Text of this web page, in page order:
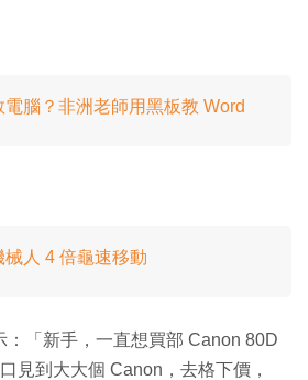
腦？非洲老師用黑板教 Word
人 4 倍龜速移動
：「新手，一直想買部 Canon 80D
見到大大個 Canon，去格下價，